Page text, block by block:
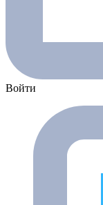
Войти